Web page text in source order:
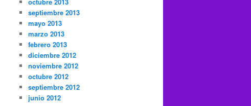
septiembre 2013
mayo 2013
marzo 2013
febrero 2013
diciembre 2012
noviembre 2012
octubre 2012
septiembre 2012
junio 2012